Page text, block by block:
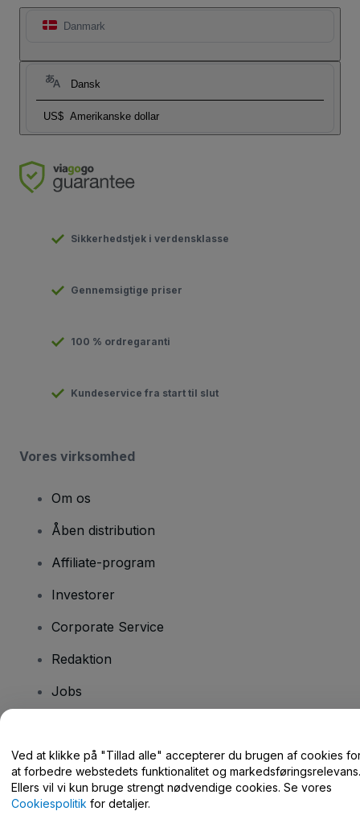
Danmark
Dansk
US$ Amerikanske dollar
Sikkerhedstjek i verdensklasse
Gennemsigtige priser
100 % ordregaranti
Kundeservice fra start til slut
Vores virksomhed
Om os
Åben distribution
Affiliate-program
Investorer
Corporate Service
Redaktion
Jobs
Har du spørgsmål?
Hjælpecenter / Kontakt os
Ved at klikke på "Tillad alle" accepterer du brugen af cookies
at forbedre webstedets funktionalitet og markedsføringsrelevans.
Ellers vil vi kun bruge strengt nødvendige cookies. Se vores
Cookiespolitik for detaljer.